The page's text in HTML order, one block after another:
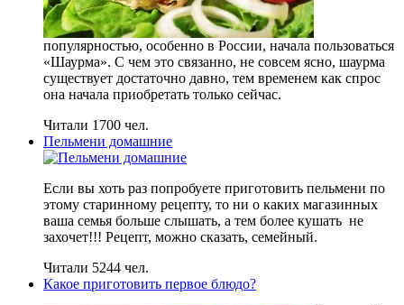
популярностью, особенно в России, начала пользоваться
«Шаурма». С чем это связанно, не совсем ясно, шаурма
существует достаточно давно, тем временем как спрос
она начала приобретать только сейчас.
Читали 1700 чел.
Пельмени домашние
Если вы хоть раз попробуете приготовить пельмени по
этому старинному рецепту, то ни о каких магазинных
ваша семья больше слышать, а тем более кушать не
захочет!!! Рецепт, можно сказать, семейный.
Читали 5244 чел.
Какое приготовить первое блюдо?